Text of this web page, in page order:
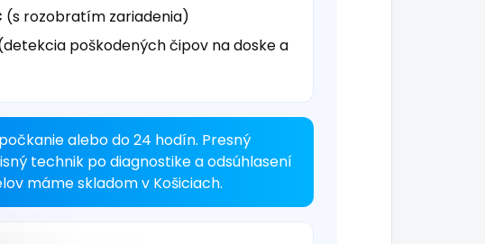
(s rozobratím zariadenia)
poškodených čipov na doske a
alebo do 24 hodín. Presný
technik po diagnostike a odsúhlasení
máme skladom v Košiciach.